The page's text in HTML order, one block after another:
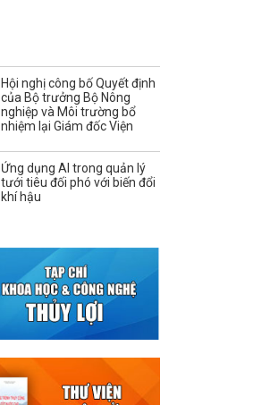
Hội nghị công bố Quyết định
của Bộ trưởng Bộ Nông
nghiệp và Môi trường bổ
nhiệm lại Giám đốc Viện
Ứng dụng AI trong quản lý
tưới tiêu đối phó với biến đổi
khí hậu